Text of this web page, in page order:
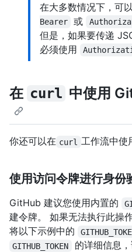
在大多数情况下，可
Bearer
或
但是，如果要传递
必须使用
在 curl 中使用
你还可以在 curl 工作流中使
使用访问令牌进行身份
GitHub 建议您使用内置的
建令牌。 如果无法执行此操
将以下示例中的
GITHUB_TOKEN 的详细信息